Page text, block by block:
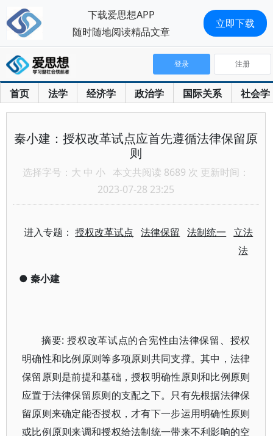
首页 法学 经济学 政治学 国际关系 社会学
登录 注册
秦小建：授权改革试点应首先遵循法律保留原
则
选择字号： 大 中 小 本文共阅读 8689 次 更新时间：
2023-07-28 23:25
进入专题：授权改革试点 法律保留 法制统一
立法
法
● 秦小建
摘要: 授权改革试点的合宪性由法律保留、授权
明确性和比例原则等多项原则共同支撑。其中，法律
保留原则是前提和基础，授权明确性原则和比例原则
应置于法律保留原则的支配之下。只有先根据法律保
留原则来确定能否授权，才有下一步运用明确性原则
或比例原则来调和授权给法制统一带来不利影响的空
下载爱思想APP
随时随地阅读精品文章
立即下载